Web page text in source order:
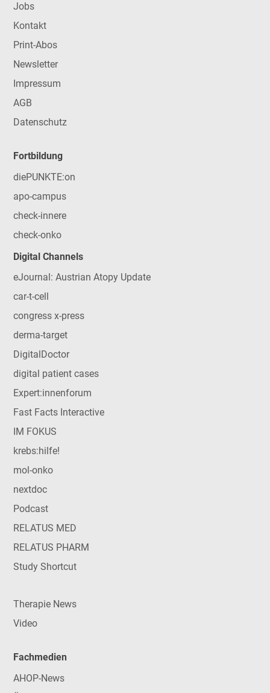
Jobs
Kontakt
Print-Abos
Newsletter
Impressum
AGB
Datenschutz
Fortbildung
diePUNKTE:on
apo-campus
check-innere
check-onko
Digital Channels
eJournal: Austrian Atopy Update
car-t-cell
congress x-press
derma-target
DigitalDoctor
digital patient cases
Expert:innenforum
Fast Facts Interactive
IM FOKUS
krebs:hilfe!
mol-onko
nextdoc
Podcast
RELATUS MED
RELATUS PHARM
Study Shortcut
Therapie News
Video
Fachmedien
AHOP-News